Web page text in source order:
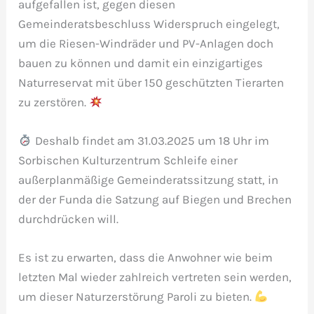
aufgefallen ist, gegen diesen
Gemeinderatsbeschluss Widerspruch eingelegt,
um die Riesen-Windräder und PV-Anlagen doch
bauen zu können und damit ein einzigartiges
Naturreservat mit über 150 geschützten Tierarten
zu zerstören.
Deshalb findet am 31.03.2025 um 18 Uhr im
Sorbischen Kulturzentrum Schleife einer
außerplanmäßige Gemeinderatssitzung statt, in
der der Funda die Satzung auf Biegen und Brechen
durchdrücken will.
Es ist zu erwarten, dass die Anwohner wie beim
letzten Mal wieder zahlreich vertreten sein werden,
um dieser Naturzerstörung Paroli zu bieten.